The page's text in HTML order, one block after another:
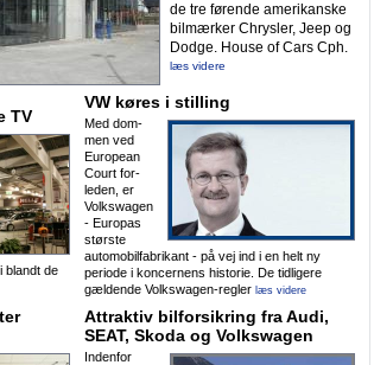
de tre fø­rende ameri­kanske
bilmærker Chrysler, Jeep og
Dodge. House of Cars Cph.
læs videre
TV
blandt de
VW køres i stilling
Med dom­
men ved
Euro­pean
Court for­
leden, er
Volks­wagen
- Europas
største
automo­bilfabrikant - på vej ind i en helt ny
periode i kon­cer­nens histo­rie. De tidligere
gældende Volks­wa­­gen-regler læs videre
Attraktiv bilforsikring fra Audi,
SEAT, Skoda og Volkswagen
Indenfor